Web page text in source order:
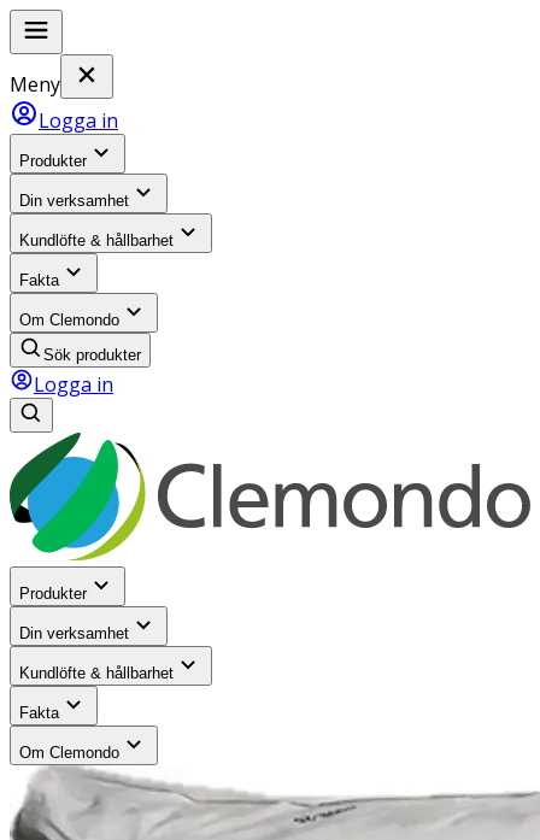
Meny
Logga in
Produkter
Din verksamhet
Kundlöfte & hållbarhet
Fakta
Om Clemondo
Sök produkter
Logga in
Produkter
Din verksamhet
Kundlöfte & hållbarhet
Fakta
Om Clemondo